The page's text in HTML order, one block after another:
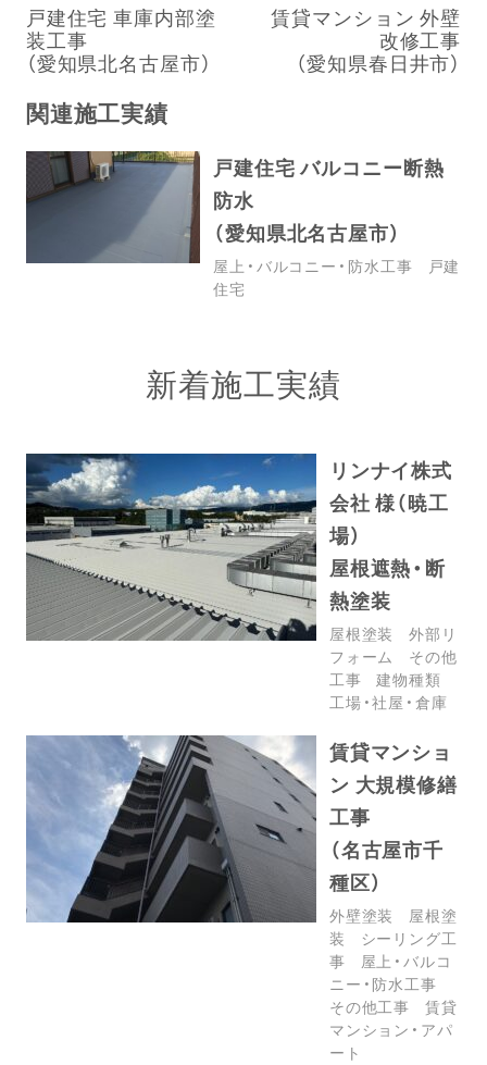
戸建住宅 車庫内部塗
装工事
（愛知県北名古屋市）
賃貸マンション 外壁
改修工事
（愛知県春日井市）
関連施工実績
戸建住宅 バルコニー断熱
防水
（愛知県北名古屋市）
屋上・バルコニー・防水工事
戸建
住宅
新着施工実績
リンナイ株式
会社 様（暁工
場）
屋根遮熱・断
熱塗装
屋根塗装
外部リ
フォーム
その他
工事
建物種類
工場・社屋・倉庫
賃貸マンショ
ン 大規模修繕
工事
（名古屋市千
種区）
外壁塗装
屋根塗
装
シーリング工
事
屋上・バルコ
ニー・防水工事
その他工事
賃貸
マンション・アパ
ート